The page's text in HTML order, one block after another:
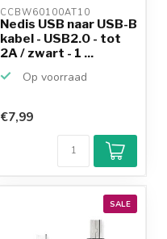
CCBW60100AT10
Nedis USB naar USB-B
kabel - USB2.0 - tot
2A / zwart - 1 ...
Op voorraad
€7,99
SALE